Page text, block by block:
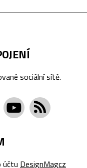
sociální sítě.
účtu DesignMagcz